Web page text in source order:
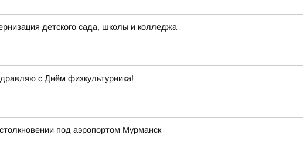
детского сада, школы и колледжа
с Днём физкультурника!
под аэропортом Мурманск